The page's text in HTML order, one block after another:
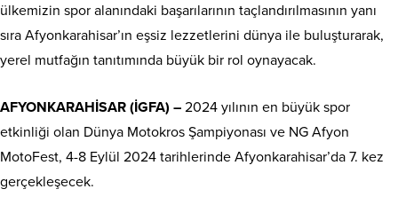
ülkemizin spor alanındaki başarılarının taçlandırılmasının yanı
sıra Afyonkarahisar’ın eşsiz lezzetlerini dünya ile buluşturarak,
yerel mutfağın tanıtımında büyük bir rol oynayacak.
AFYONKARAHİSAR (İGFA) – 2024 yılının en büyük spor
etkinliği olan Dünya Motokros Şampiyonası ve NG Afyon
MotoFest, 4-8 Eylül 2024 tarihlerinde Afyonkarahisar’da 7. kez
gerçekleşecek.